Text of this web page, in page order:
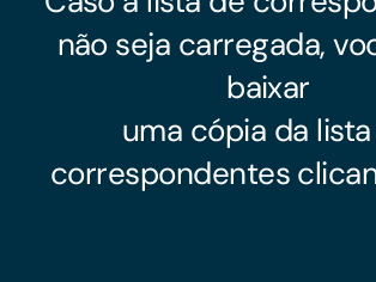
não seja carregada,
baixar
uma cópia da
correspondentes